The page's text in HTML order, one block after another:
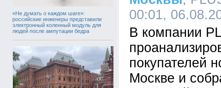
«Не думать о каждом шаге»:
российские инженеры представили
электронный коленный модуль для
людей после ампутации бедра
00:01,
В компании
покупателей
Москве и